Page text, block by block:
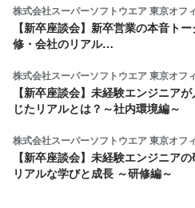
株式会社スーパーソフトウエア 東京オフ
【新卒座談会】新卒営業の本音ト
修・会社のリアル…
株式会社スーパーソフトウエア 東京オフ
【新卒座談会】未経験エンジニア
じたリアルとは？～社内環境編～
株式会社スーパーソフトウエア 東京オフ
【新卒座談会】未経験エンジニアの
リアルな学びと成長 ～研修編～